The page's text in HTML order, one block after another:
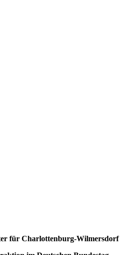
für Charlottenburg-Wilmersdorf